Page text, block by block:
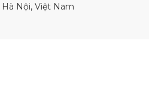
Nội, Việt Nam